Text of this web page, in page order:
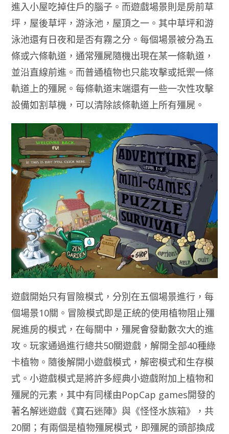
進入小屋吃掉住戶的腦子。而遊戲場景則是房前草
坪，屋後草坪，游泳池，屋頂之一。其中草坪和游
泳池還有日夜和是否有霧之分。每個場景被分為五
條或六條軌道，通常殭屍隨機出現在某一條軌道，
並沿直線前進。而普通植物也只能攻擊或抵禦一條
軌道上的殭屍。每條軌道末端還有一些一次性攻擊
設備如割草機，可以清除該條軌道上所有殭屍。
遊戲開始只有冒險模式，分別在五個場景進行，每
個場景10關。冒險模式即是正統的使用植物阻止殭
屍進房的模式，在每關中，殭屍會發動數次大的進
攻。玩家通過進行總共50關遊戲，解開全部40種綠
卡植物。隨後解開小遊戲模式，解密模式和生存模
式。小遊戲模式是將許多經典小遊戲附加上植物和
殭屍的元素，其中有同樣由PopCap games開發的
著名解迷遊戲《寶石迷陣》與《怪怪水族箱》，共
20關；有兩個是植物殭屍模式，即殭屍的頭部換成